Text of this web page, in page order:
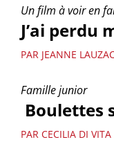
Un film à voir en
J’ai perdu
PAR JEANNE
Famille junior
Boulettes
PAR CECILIA DI VITA